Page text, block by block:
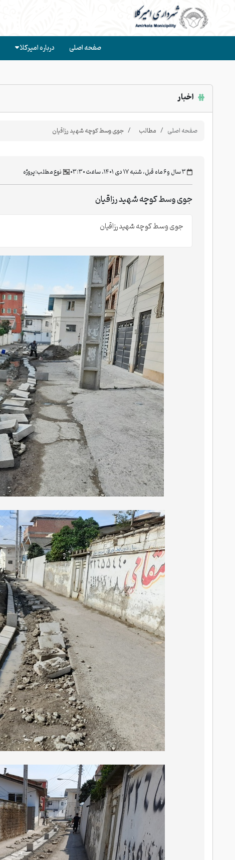
صفحه اصلی درباره امیرکلا
اخبار
صفحه اصلی مطالب جوی وسط کوچه شهید رزاقیان
‫۳ سال و ۶ ماه قبل، شنبه ۱۷ دی ۱۴۰۱، ساعت ۰۳:۳۰ نوع مطلب:پروژه
جوی وسط کوچه شهید رزاقیان
جوی وسط کوچه شهید رزاقیان